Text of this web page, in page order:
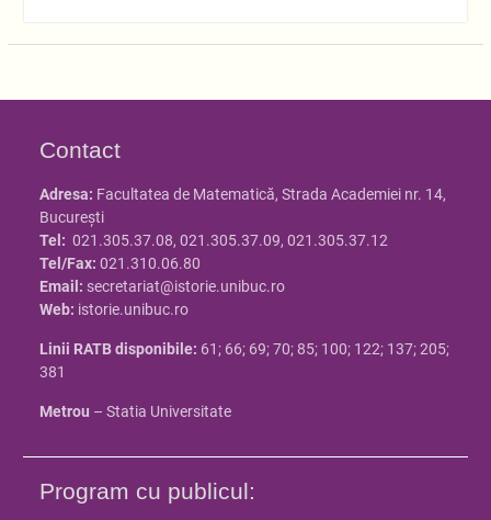
Contact
Adresa: Facultatea de Matematică, Strada Academiei nr. 14,
Bucureşti
Tel: 021.305.37.08, 021.305.37.09, 021.305.37.12
Tel/Fax: 021.310.06.80
Email: secretariat@istorie.unibuc.ro
Web: istorie.unibuc.ro
Linii RATB disponibile: 61; 66; 69; 70; 85; 100; 122; 137; 205;
381
Metrou – Statia Universitate
Program cu publicul: